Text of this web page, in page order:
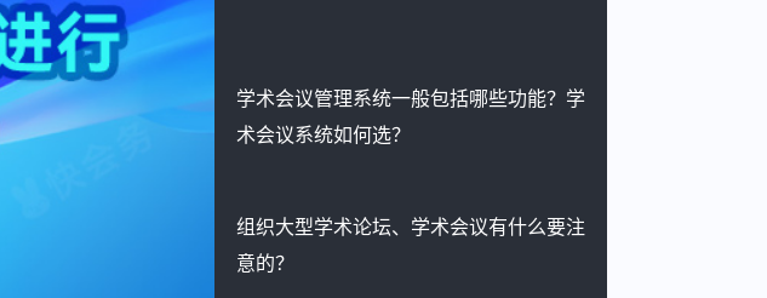
学术会议管理系统一般包括哪些功能？学
术会议系统如何选？
组织大型学术论坛、学术会议有什么要注
意的？